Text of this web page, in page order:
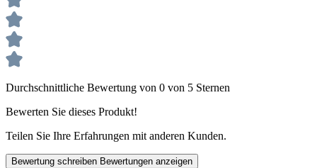
Durchschnittliche Bewertung von 0 von 5 Sternen
Bewerten Sie dieses Produkt!
Teilen Sie Ihre Erfahrungen mit anderen Kunden.
Bewertung schreiben Bewertungen anzeigen